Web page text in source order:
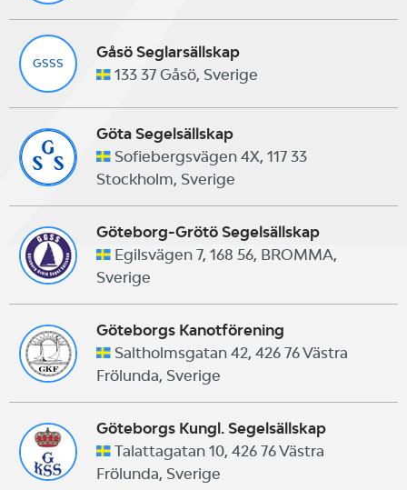
GSSS
Gåsö Seglarsällskap
133 37 Gåsö, Sverige
Göta Segelsällskap
Sofiebergsvägen 4X, 117 33
Stockholm, Sverige
Göteborg-Grötö Segelsällskap
Egilsvägen 7, 168 56, BROMMA,
Sverige
Göteborgs Kanotförening
Saltholmsgatan 42, 426 76 Västra
Frölunda, Sverige
Göteborgs Kungl. Segelsällskap
Talattagatan 10, 426 76 Västra
Frölunda, Sverige